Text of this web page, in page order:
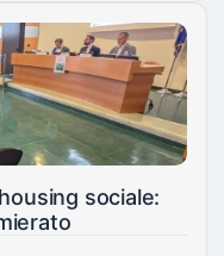
sociale: